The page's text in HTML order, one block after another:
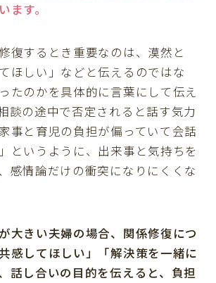
ます。
復するとき重要なのは、漠然と
ほしい」などと伝えるのではな
たのかを具体的に言葉にして伝え
談の途中で否定されると話す気力
事と育児の負担が偏っていて会話
というように、出来事と気持ちを
感情論だけの衝突になりにくくな
大きい夫婦の場合、関係修復につ
感してほしい」「解決策を一緒に
話し合いの目的を伝えると、負担